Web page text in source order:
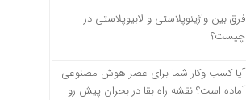
فرق بین واژینوپلاستی و لابیوپلاستی در
چیست؟
آیا کسب وکار شما برای عصر هوش مصنوعی
آماده است؟ نقشه راه بقا در بحران پیش رو